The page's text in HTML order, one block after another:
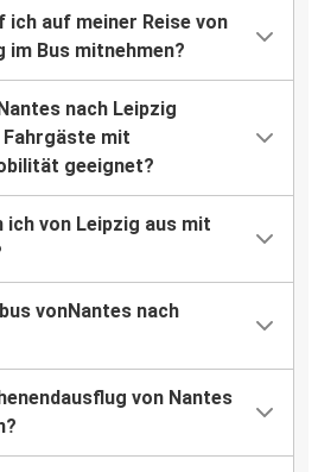
ich auf meiner Reise von
im Bus mitnehmen?
nach Leipzig
mit
geeignet?
ich von Leipzig aus mit
vonNantes nach
von Nantes